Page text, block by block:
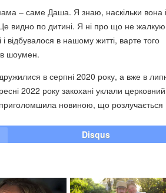
– саме Даша. Я знаю, наскільки вона
видно по дитині. Я ні про що не
відбувалося в нашому житті, варте того
шоумен.
в серпні 2020 року, а вже в
2022 року закохані уклали церковний
новиною, що розлучається
Disqus